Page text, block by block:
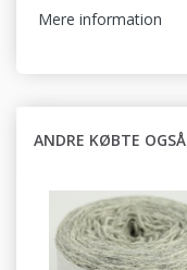
Mere information
ANDRE KØBTE OGSÅ